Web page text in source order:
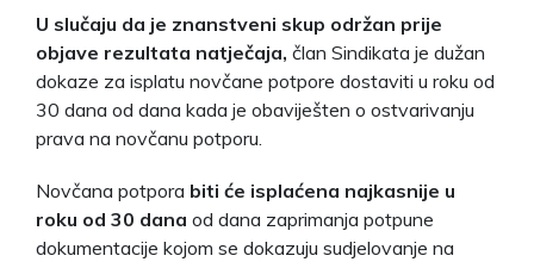
U slučaju da je znanstveni skup održan prije
objave rezultata natječaja, član Sindikata je dužan
dokaze za isplatu novčane potpore dostaviti u roku od
30 dana od dana kada je obaviješten o ostvarivanju
prava na novčanu potporu.
Novčana potpora biti će isplaćena najkasnije u
roku od 30 dana od dana zaprimanja potpune
dokumentacije kojom se dokazuju sudjelovanje na